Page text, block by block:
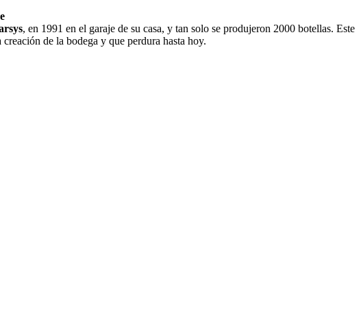
, en 1991 en el garaje de su casa, y tan solo se produjeron 2000 botellas. Este
de la bodega y que perdura hasta hoy.